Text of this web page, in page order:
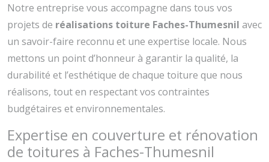
Notre entreprise vous accompagne dans tous vos
projets de réalisations toiture Faches-Thumesnil avec
un savoir-faire reconnu et une expertise locale. Nous
mettons un point d’honneur à garantir la qualité, la
durabilité et l’esthétique de chaque toiture que nous
réalisons, tout en respectant vos contraintes
budgétaires et environnementales.
Expertise en couverture et rénovation
de toitures à Faches-Thumesnil